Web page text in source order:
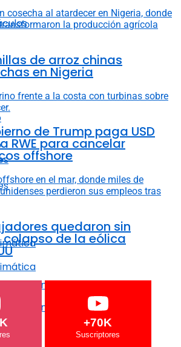
regenerativa
regenerativa
de arroz chinas
en Nigeria
de Trump paga USD
RWE para cancelar
offshore
quedaron sin
de la eólica
+70K